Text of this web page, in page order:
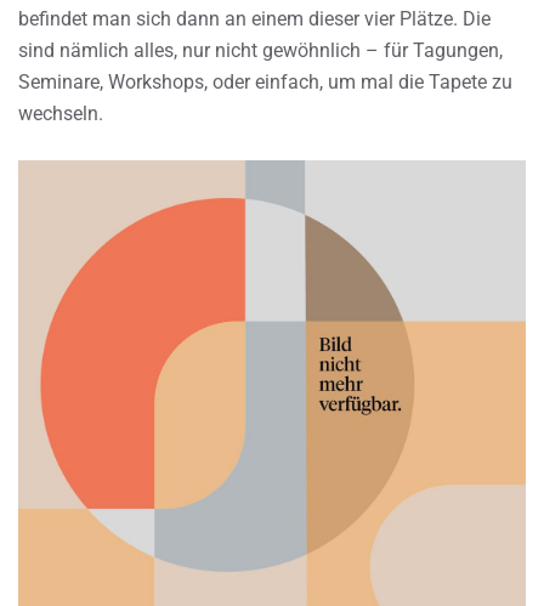
befindet man sich dann an einem dieser vier Plätze. Die
sind nämlich alles, nur nicht gewöhnlich – für Tagungen,
Seminare, Workshops, oder einfach, um mal die Tapete zu
wechseln.